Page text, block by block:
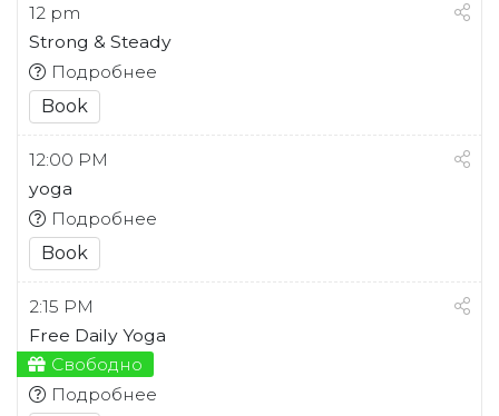
12 pm
Strong & Steady
Подробнее
Book
12:00 PM
yoga
Подробнее
Book
2:15 PM
Free Daily Yoga
Свободно
Подробнее